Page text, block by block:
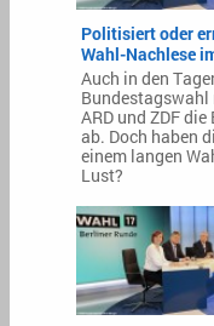
Politisiert oder
Wahl-Nachlese
Auch in den
Bundestagswahl
ARD und ZDF
ab. Doch haben
einem langen
Lust?